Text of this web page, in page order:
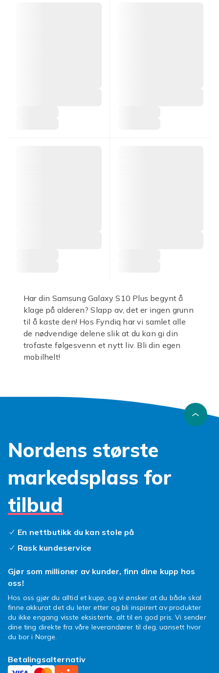
Har din Samsung Galaxy S10 Plus begynt å
klage på alderen? Slapp av, det er ingen grunn
til å kaste den! Hos Fyndiq har vi samlet alle
de nødvendige delene slik at du kan gi din
trofaste følgesvenn et nytt liv. Bli din egen
mobilhelt!
morgenen, har vi løsningen. Våre
er nøye
skinne igjen, helt uten dyre verkstedregninger.
Det er en smart investering for både
Trenger du en nyGalaxy S10 Plus skjerm
et frisktGalaxy S10 Plus batteri
hele dagen, uten å måtte jakte på ladere? Vi
har alt du trenger av Samsung S10 Plus deler
reparere selv er enklere enn du tror, og gir en
reservedelerer klare til å forvandle din slitne
Så hva venter du på? Dykk ned i vårt store
utvalg og finn akkurat de reservedelene din
Samsung Galaxy S10 Plus fortjener. Gi den en
sjanse til å imponere igjen, du kommer ikke til
Nordens største
markedsplass for
tilbud
En nettbutikk du kan stole på
Rask kundeservice
Gjør som millioner av kunder, finn dine kupp hos
oss!
Hos oss gjør du alltid et kupp, og vi ønsker at du både skal
finne akkurat det du leter etter og bli inspirert av produkter
du ikke engang visste eksisterte, alt til en god pris. Vi sender
dine ting direkte fra våre leverandører til deg, uansett hvor
du bor i Norge.
Betalingsalternativ